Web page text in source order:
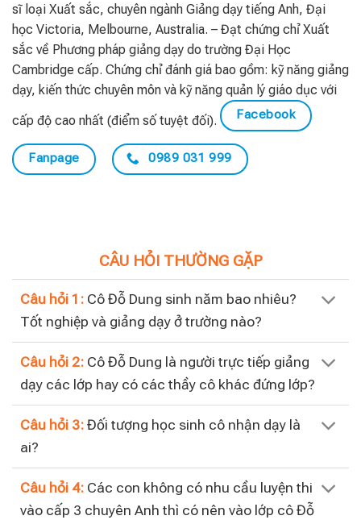
sĩ loại Xuất sắc, chuyên ngành Giảng dạy tiếng Anh, Đại
học Victoria, Melbourne, Australia. – Đạt chứng chỉ Xuất
sắc về Phương pháp giảng dạy do trường Đại Học
Cambridge cấp. Chứng chỉ đánh giá bao gồm: kỹ năng giảng
dạy, kiến thức chuyên môn và kỹ năng quản lý giáo dục với
cấp độ cao nhất (điểm số tuyệt đối). Facebook
Fanpage 0989 031 999
CÂU HỎI THƯỜNG GẶP
Câu hỏi 1: Cô Đỗ Dung sinh năm bao nhiêu?
Tốt nghiệp và giảng dạy ở trường nào?
Câu hỏi 2: Cô Đỗ Dung là người trực tiếp giảng
dạy các lớp hay có các thầy cô khác đứng lớp?
Câu hỏi 3: Đối tượng học sinh cô nhận dạy là
ai?
Câu hỏi 4: Các con không có nhu cầu luyện thi
vào cấp 3 chuyên Anh thì có nên vào lớp cô Đỗ